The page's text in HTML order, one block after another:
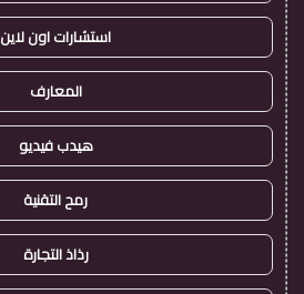
استشارات اون لاين
المعارف
هيدب فيديو
رمح التقنية
رذاذ التجارة